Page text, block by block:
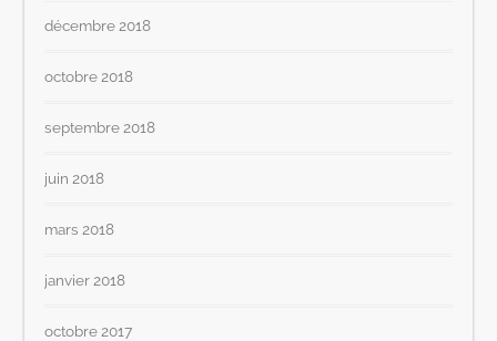
décembre 2018
octobre 2018
septembre 2018
juin 2018
mars 2018
janvier 2018
octobre 2017